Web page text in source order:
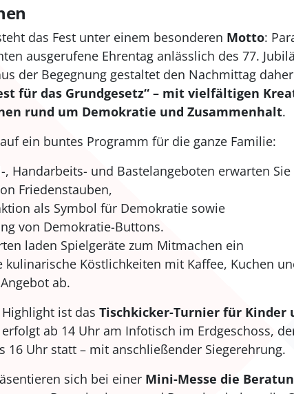
das Fest unter einem besonderen Motto:
ausgerufene Ehrentag anlässlich des 77.
der Begegnung gestaltet den Nachmittag
für das Grundgesetz“ – mit vielfältigen
rund um Demokratie und Zusammenhalt.
ein buntes Programm für die ganze Familie:
, Handarbeits- und Bastelangeboten erwarten
Friedenstauben,
als Symbol für Demokratie sowie
von Demokratie-Buttons.
laden Spielgeräte zum Mitmachen ein
kulinarische Köstlichkeiten mit Kaffee, Kuchen
ab.
Highlight ist dasTischkicker-Turnier für Kinder
ab 14 Uhr am Infotisch im Erdgeschoss,
16 Uhr statt – mit anschließender Siegerehrung.
sich bei einer Mini-Messe die